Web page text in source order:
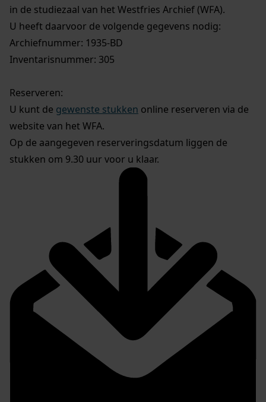
in de studiezaal van het Westfries Archief (WFA).
U heeft daarvoor de volgende gegevens nodig:
Archiefnummer: 1935-BD
Inventarisnummer: 305
Reserveren:
U kunt de gewenste stukken online reserveren via de
website van het WFA.
Op de aangegeven reserveringsdatum liggen de
stukken om 9.30 uur voor u klaar.